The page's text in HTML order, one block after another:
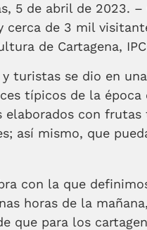
5 de abril de 2023.
de 3 mil
de Cartagena,
turistas se dio en
típicos de la
elaborados con
así mismo, que
con la que
horas de la
que para los